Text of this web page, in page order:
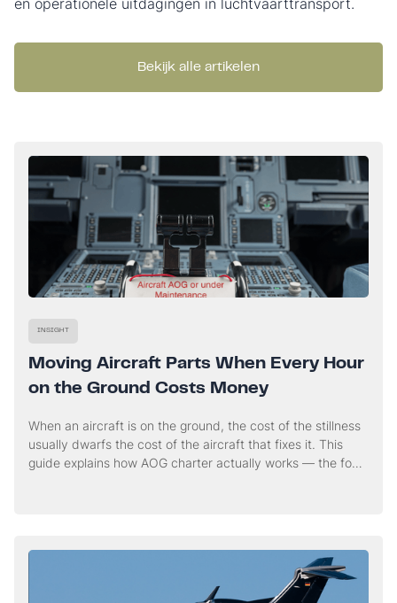
en operationele uitdagingen in luchtvaarttransport.
Bekijk alle artikelen
INSIGHT
Moving Aircraft Parts When Every Hour
on the Ground Costs Money
When an aircraft is on the ground, the cost of the stillness
usually dwarfs the cost of the aircraft that fixes it. This
guide explains how AOG charter actually works — the four